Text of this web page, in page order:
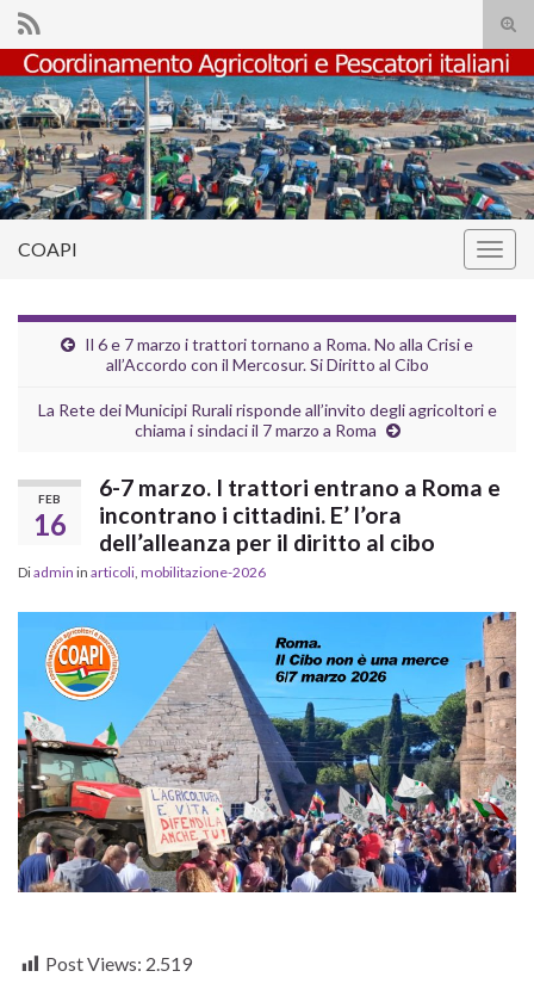
il
di
Search for:
COAPI
Il 6 e 7 marzo i trattori tornano a Roma. No alla Crisi e
all’Accordo con il Mercosur. Si Diritto al Cibo
La Rete dei Municipi Rurali risponde all’invito degli agricoltori e
chiama i sindaci il 7 marzo a Roma
FEB
16
6-7 marzo. I trattori entrano a Roma e
incontrano i cittadini. E’ l’ora
dell’alleanza per il diritto al cibo
Diadmin in articoli, mobilitazione-2026
Post Views: 2.519